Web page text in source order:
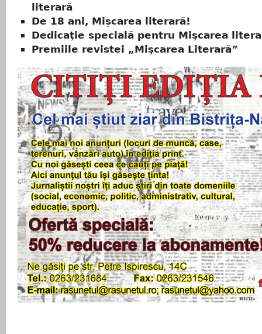
literară
De 18 ani, Mișcarea literară!
Dedicaţie specială pentru Mişcarea
Premiile revistei „Mişcarea Literară”